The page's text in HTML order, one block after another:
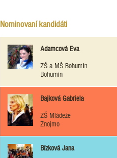
Nominovaní kandidáti
Adamcová Eva
ZŠ a MŠ Bohumín
Bohumín
Bajková Gabriela
ZŠ Mládeže
Znojmo
Bízková Jana